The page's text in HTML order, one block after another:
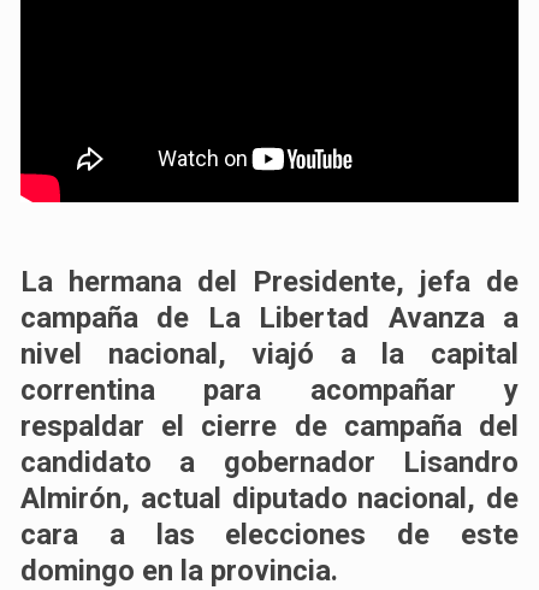
La hermana del Presidente, jefa de
campaña de La Libertad Avanza a
nivel nacional, viajó a la capital
correntina para acompañar y
respaldar el cierre de campaña del
candidato a gobernador Lisandro
Almirón, actual diputado nacional, de
cara a las elecciones de este
domingo en la provincia.